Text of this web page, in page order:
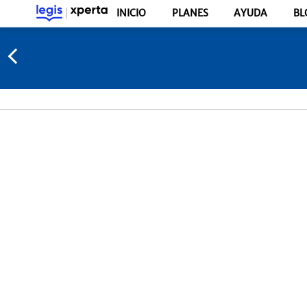
INICIO PLANES AYUDA